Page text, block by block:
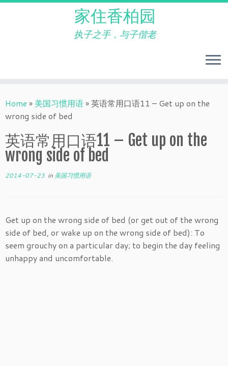
to
content
家住香柏园
执子之手，与子偕老
Home » 美国习惯用语»英语常用口语11 – Get up on the
wrong side of bed
英语常用口语11 – Get up on the
wrong side of bed
2014-07-23 in 美国习惯用语
Get up on the wrong side of bed (or get out of the wrong
side of bed, or wake up on the wrong side of bed): To
seem grouchy on a particular day; to begin the day feeling
unhappy and uncomfortable.